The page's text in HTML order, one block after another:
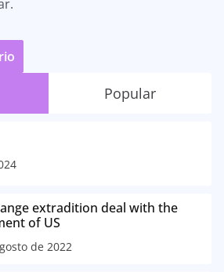
Popular
extradition deal with the
of US
de 2022